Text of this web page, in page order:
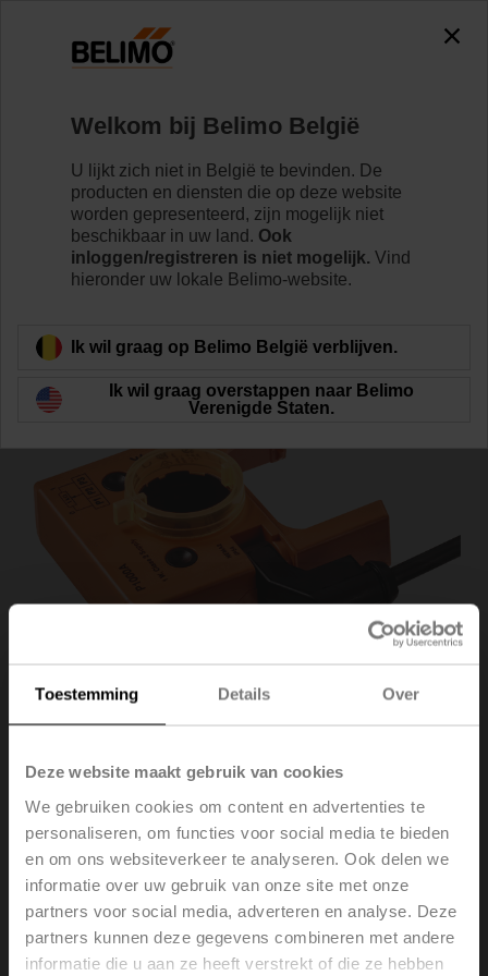
Toestemming Details Over
Deze website maakt gebruik van cookies
We gebruiken cookies om content en advertenties te
personaliseren, om functies voor social media te bieden
en om ons websiteverkeer te analyseren. Ook delen we
informatie over uw gebruik van onze site met onze
partners voor social media, adverteren en analyse. Deze
partners kunnen deze gegevens combineren met andere
informatie die u aan ze heeft verstrekt of die ze hebben
P1000A
Terug naar product categorie
P1000A
Terugkoppelpotentiometer 1 kΩ opsteekbaar
Aanbeveling: bedrading als een spanningsdeler. Let
op de informatie in het datablad.
Welkom bij Belimo België
U lijkt zich niet in België te bevinden. De
producten en diensten die op deze website
worden gepresenteerd, zijn mogelijk niet
beschikbaar in uw land. Ook
inloggen/registreren is niet mogelijk. Vind
hieronder uw lokale Belimo-website.
Ik wil graag op Belimo België verblijven.
Ik wil graag overstappen naar Belimo
Verenigde Staten.